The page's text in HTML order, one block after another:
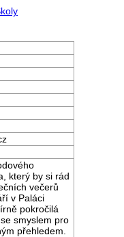
který by si rád
večerů
v Paláci
pokročilá
smyslem pro
přehledem.